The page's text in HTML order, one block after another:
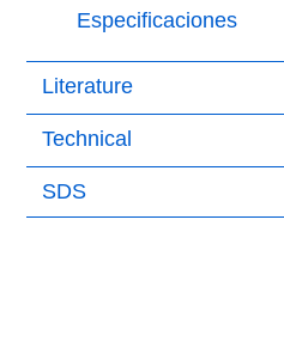
Especificaciones
Literature
Technical
SDS